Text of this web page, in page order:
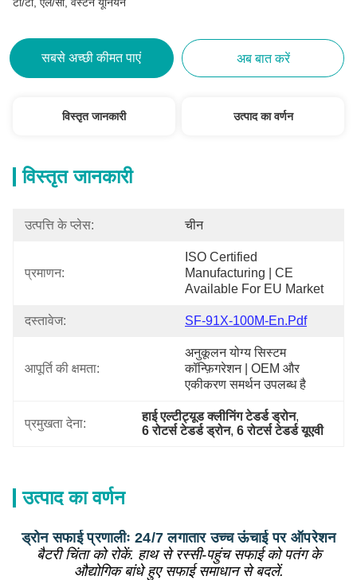
सबसे अच्छी कीमत पाएं अब बात करें
विस्तृत जानकारी उत्पाद का वर्णन
विस्तृत जानकारी
उत्पत्ति के प्लेस: चीन
प्रमाणन:
ISO Certified
Manufacturing | CE
Available For EU Market
दस्तावेज: SF-91X-100M-En.pdf
आपूर्ति की क्षमता:
अनुकूलन योग्य सिस्टम
कॉन्फ़िगरेशन | OEM और
एकीकरण समर्थन उपलब्ध है
प्रमुखता देना:
हाई एल्टीट्यूड क्लीनिंग टेडर्ड ड्रोन,
6 रोटर्स टेडर्ड ड्रोन, 6 रोटर्स टेडर्ड यूएवी
उत्पाद का वर्णन
ड्रोन सफाई प्रणालीः 24/7 लगातार उच्च ऊंचाई पर ऑपरेशन
बैटरी चिंता को रोकें. हाथ से रस्सी-पहुंच सफाई को पतंग के
औद्योगिक बांधे हुए सफाई समाधान से बदलें.